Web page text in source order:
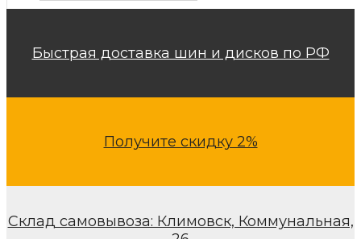
Быстрая доставка шин и дисков по РФ
Получите скидку 2%
Склад самовывоза: Климовск, Коммунальная,